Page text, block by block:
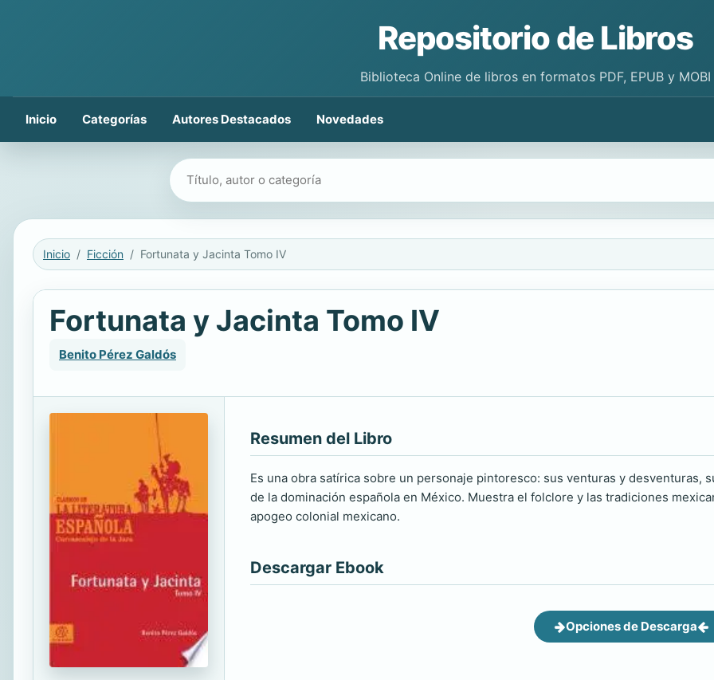
Repositorio de Libros
Biblioteca Online de libros en formatos PDF, EPUB y MOBI
Inicio Categorías Autores Destacados Novedades
Buscar libros
Inicio Ficción Fortunata y Jacinta Tomo IV
Fortunata y Jacinta Tomo IV
Benito Pérez Galdós
Resumen del Libro
Es una obra satírica sobre un personaje pintoresco: sus venturas y desventuras,
de la dominación española en México. Muestra el folclore y las tradiciones
apogeo colonial mexicano.
Descargar Ebook
Opciones de Descarga